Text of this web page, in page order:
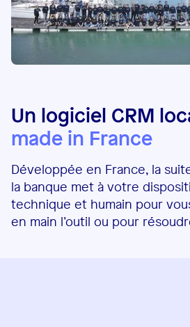
Un logiciel CRM
made in France
Développée en France, la
la banque met à votre
technique et humain pour
en main l’outil ou pour